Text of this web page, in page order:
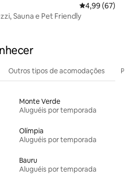
4,99 de uma
4,99 (67)
Sauna e Pet Friendly
Outros tipos de acomodações
Monte Verde
Aluguéis por temporada
Olímpia
Aluguéis por temporada
Bauru
Aluguéis por temporada